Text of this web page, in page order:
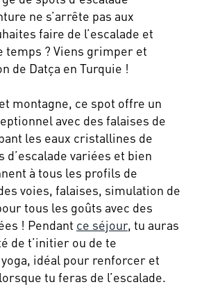
ne s’arrête pas aux
faire de l’escalade et
temps ? Viens grimper et
de Datça en Turquie !
montagne, ce spot offre un
avec des falaises de
les eaux cristallines de
d’escalade variées et bien
à tous les profils de
voies, falaises, simulation de
tous les goûts avec des
! Pendant ce séjour, tu auras
de t’initier ou de te
idéal pour renforcer et
tu feras de l’escalade.